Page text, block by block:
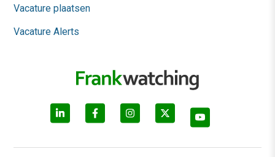
Vacature plaatsen
Vacature Alerts